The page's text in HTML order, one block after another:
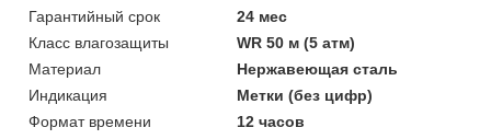
Гарантийный срок
24 мес
Класс влагозащиты
WR 50 м (5 атм)
Материал
Нержавеющая сталь
Индикация
Метки (без цифр)
Формат времени
12 часов